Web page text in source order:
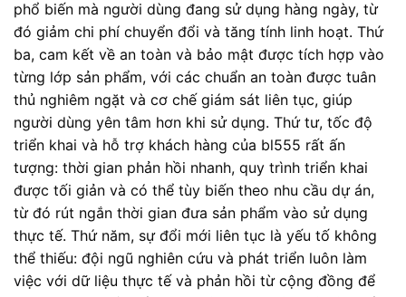
phổ biến mà người dùng đang sử dụng hàng ngày, từ
đó giảm chi phí chuyển đổi và tăng tính linh hoạt. Thứ
ba, cam kết về an toàn và bảo mật được tích hợp vào
từng lớp sản phẩm, với các chuẩn an toàn được tuân
thủ nghiêm ngặt và cơ chế giám sát liên tục, giúp
người dùng yên tâm hơn khi sử dụng. Thứ tư, tốc độ
triển khai và hỗ trợ khách hàng của bl555 rất ấn
tượng: thời gian phản hồi nhanh, quy trình triển khai
được tối giản và có thể tùy biến theo nhu cầu dự án,
từ đó rút ngắn thời gian đưa sản phẩm vào sử dụng
thực tế. Thứ năm, sự đổi mới liên tục là yếu tố không
thể thiếu: đội ngũ nghiên cứu và phát triển luôn làm
việc với dữ liệu thực tế và phản hồi từ cộng đồng để